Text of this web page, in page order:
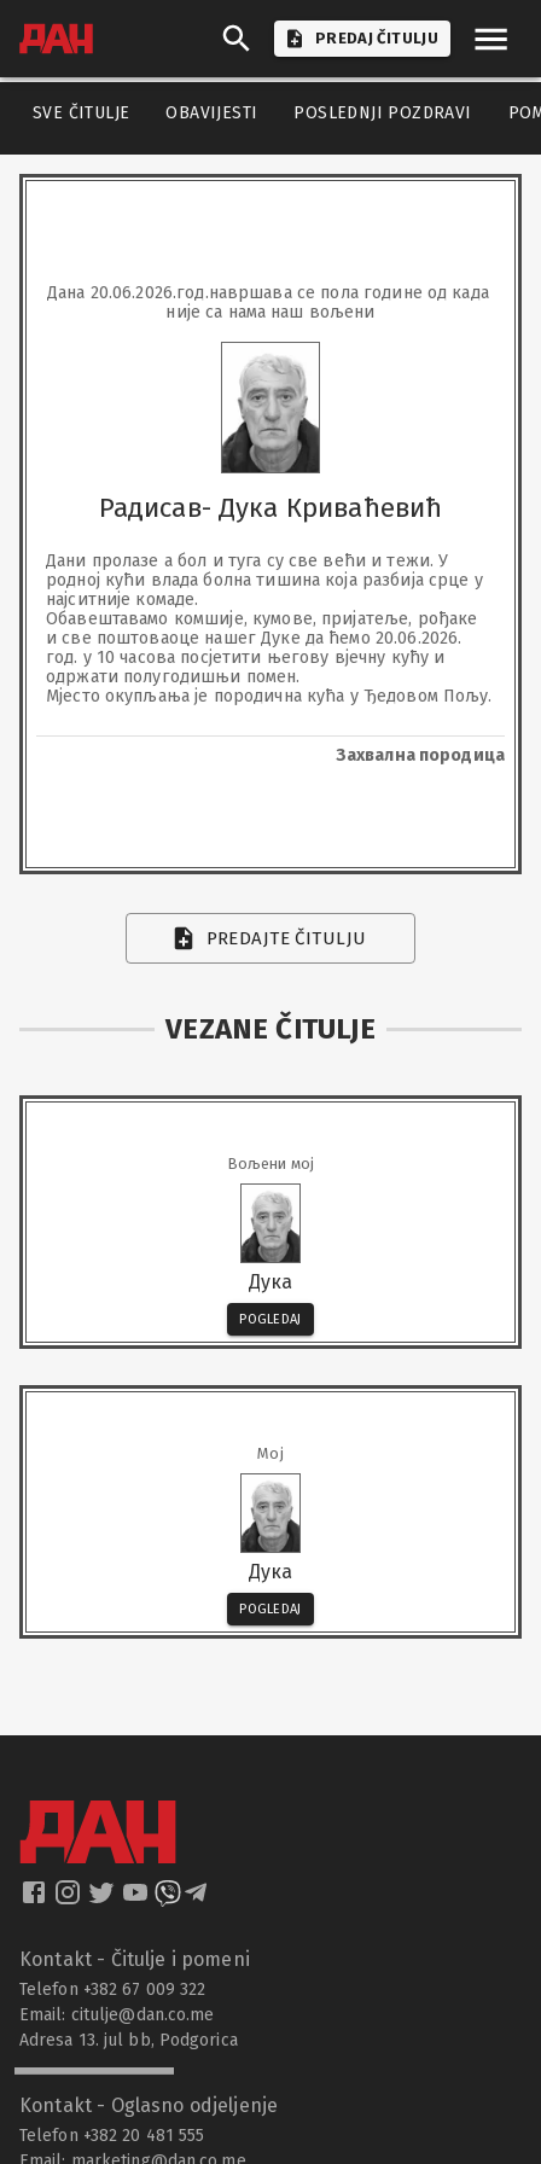
PREDAJ ČITULJU
SVE ČITULJE OBAVIJESTI POSLEDNJI POZDRAVI
Дана 20.06.2026.год.навршава се пола године од када
није са нама наш вољени
Радисав- Дука Криваћевић
Дани пролазе а бол и туга су све већи и тежи. У
родној кући влада болна тишина која разбија срце у
најситније комаде.
Обавештавамо комшије, кумове, пријатеље, рођаке
и све поштоваоце нашег Дуке да ћемо 20.06.2026.
год. у 10 часова посјетити његову вјечну кућу и
одржати полугодишњи помен.
Мјесто окупљања је породична кућа у Ђедовом Пољу.
Захвална породица
PREDAJTE ČITULJU
VEZANE ČITULJE
Вољени мој
Дука
POGLEDAJ
Мој
Дука
POGLEDAJ
Kontakt - Čitulje i pomeni
Telefon +382 67 009 322
Email: citulje@dan.co.me
Adresa 13. jul bb, Podgorica
Kontakt - Oglasno odjeljenje
Telefon +382 20 481 555